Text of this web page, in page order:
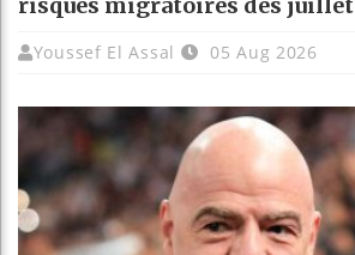
risques migratoires dès juillet
Youssef El Assal 05 Aug 2026